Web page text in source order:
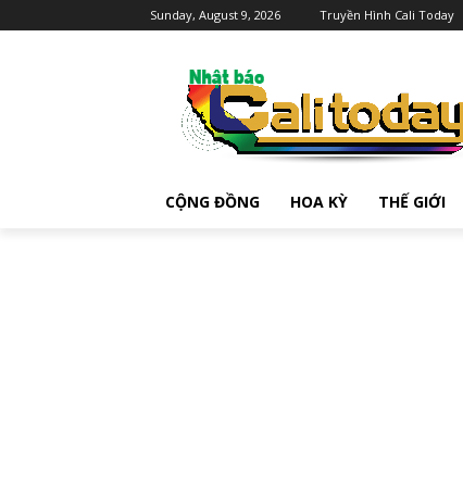
Sunday, August 9, 2026 Truyền Hình Cali Today
CỘNG ĐỒNG HOA KỲ THẾ GIỚI